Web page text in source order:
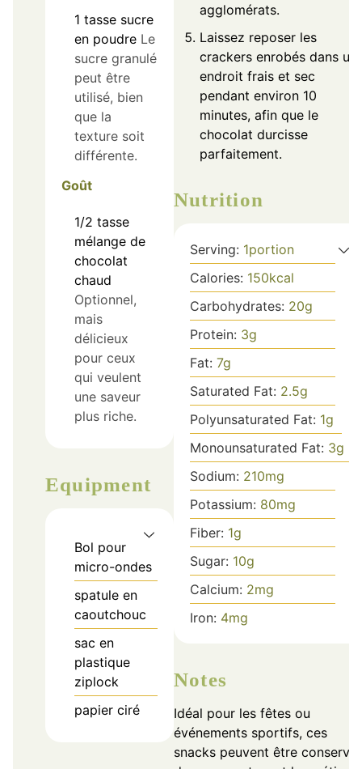
1 tasse sucre
en poudre Le
sucre granulé
peut être
utilisé, bien
que la
texture soit
différente.
Goût
1/2 tasse
mélange de
chocolat
chaud
Optionnel,
mais
délicieux
pour ceux
qui veulent
une saveur
plus riche.
Equipment
Bol pour
micro-ondes
spatule en
caoutchouc
sac en
plastique
ziplock
papier ciré
agglomérats.
Laissez reposer les
crackers enrobés dans un
endroit frais et sec
pendant environ 10
minutes, afin que le
chocolat durcisse
parfaitement.
Nutrition
Serving: 1portion
Calories: 150kcal
Carbohydrates: 20g
Protein: 3g
Fat: 7g
Saturated Fat: 2.5g
Polyunsaturated Fat: 1g
Monounsaturated Fat: 3g
Sodium: 210mg
Potassium: 80mg
Fiber: 1g
Sugar: 10g
Calcium: 2mg
Iron: 4mg
Notes
Idéal pour les fêtes ou
événements sportifs, ces
snacks peuvent être